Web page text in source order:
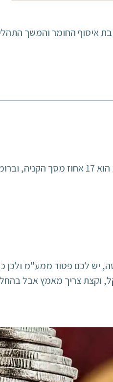
איסוף החומר והמשך
עלות המע"מ שונה ממדינה למדינה, למשל
יש לכם פטור ממע"מ
וקצת צריך מאמץ אבל